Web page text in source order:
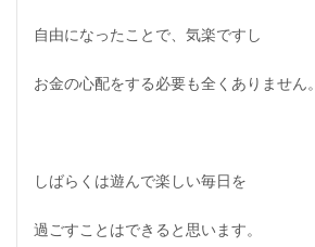
自由になったことで、気楽ですし
お金の心配をする必要も全くありません。
しばらくは遊んで楽しい毎日を
過ごすことはできると思います。